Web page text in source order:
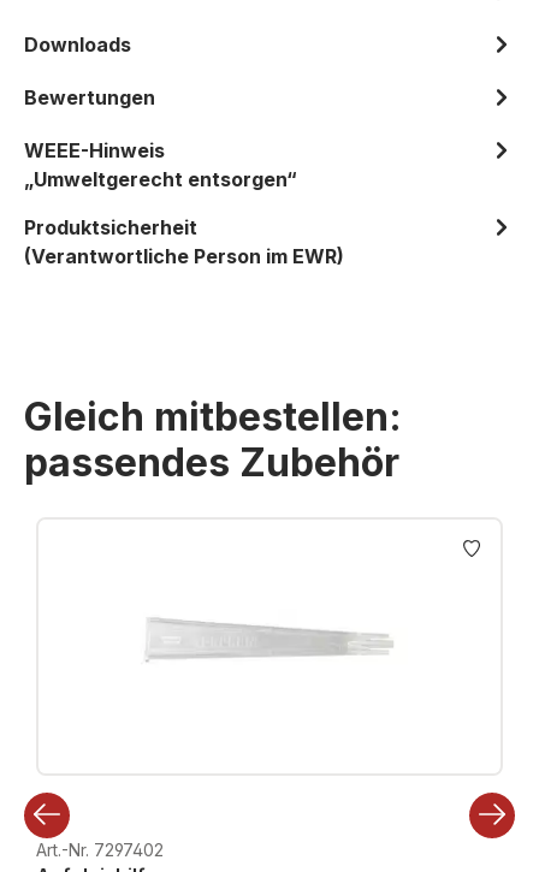
Downloads
Bewertungen
WEEE-Hinweis
„Umweltgerecht entsorgen“
Produktsicherheit
(Verantwortliche Person im EWR)
Gleich mitbestellen:
passendes Zubehör
Produktgalerie überspringen
Art.-Nr. 7297402